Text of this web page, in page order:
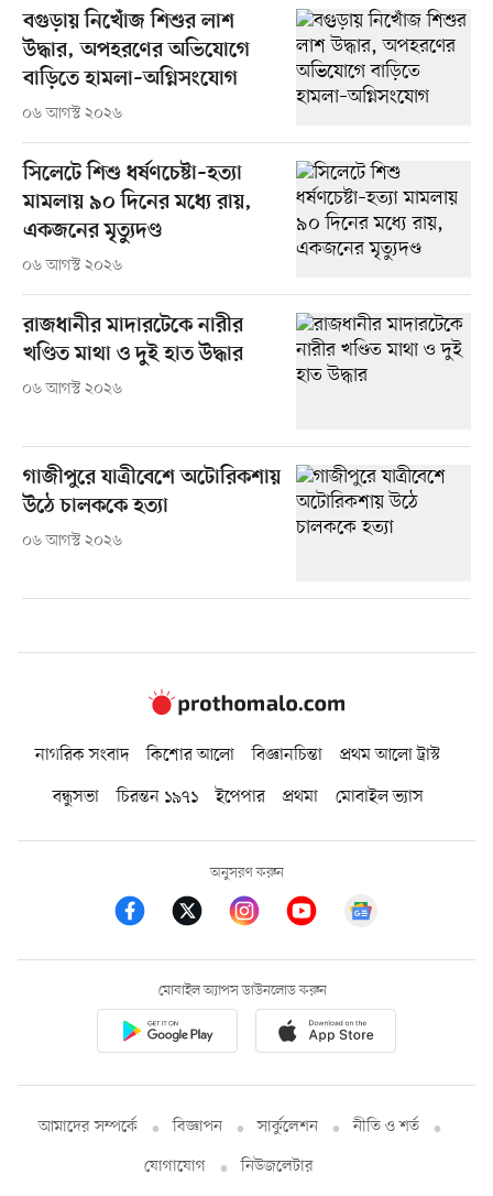
বগুড়ায় নিখোঁজ শিশুর লাশ
উদ্ধার, অপহরণের অভিযোগে
বাড়িতে হামলা–অগ্নিসংযোগ
০৬ আগস্ট ২০২৬
সিলেটে শিশু ধর্ষণচেষ্টা–হত্যা
মামলায় ৯০ দিনের মধ্যে রায়,
একজনের মৃত্যুদণ্ড
০৬ আগস্ট ২০২৬
রাজধানীর মাদারটেকে নারীর
খণ্ডিত মাথা ও দুই হাত উদ্ধার
০৬ আগস্ট ২০২৬
গাজীপুরে যাত্রীবেশে অটোরিকশায়
উঠে চালককে হত্যা
০৬ আগস্ট ২০২৬
নাগরিক সংবাদ কিশোর আলো বিজ্ঞানচিন্তা
প্রথম আলো ট্রাস্ট
বন্ধুসভা
চিরন্তন ১৯৭১ ইপেপার প্রথমা মোবাইল ভ্যাস
অনুসরণ করুন
মোবাইল অ্যাপস ডাউনলোড করুন
আমাদের সম্পর্কে বিজ্ঞাপন সার্কুলেশন
নীতি ও শর্ত
যোগাযোগ
নিউজলেটার